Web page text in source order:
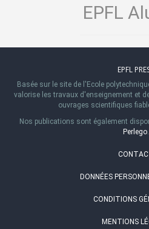
EPFL
EPFL
Basée sur le site de l'Ecole
valorise les travaux d'enseignement et
ouvrages scientifiques
Nos publications sont également
Perlego.
DONNÉES
CONDITIONS
MENTIONS